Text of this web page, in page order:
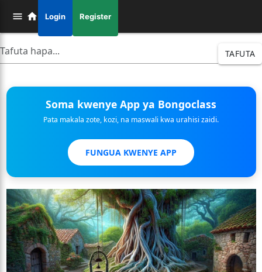
Login Register
TAFUTA
Soma kwenye App ya Bongoclass
Pata makala zote, kozi, na maswali kwa urahisi zaidi.
FUNGUA KWENYE APP